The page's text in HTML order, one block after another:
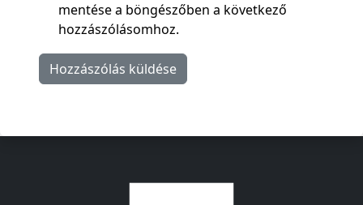
mentése a böngészőben a következő
hozzászólásomhoz.